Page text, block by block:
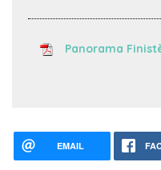
Panorama
EMAIL